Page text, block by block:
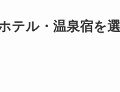
テル・温泉宿を